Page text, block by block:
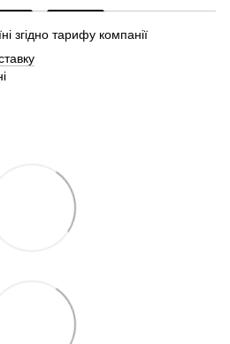
згідно тарифу компанії